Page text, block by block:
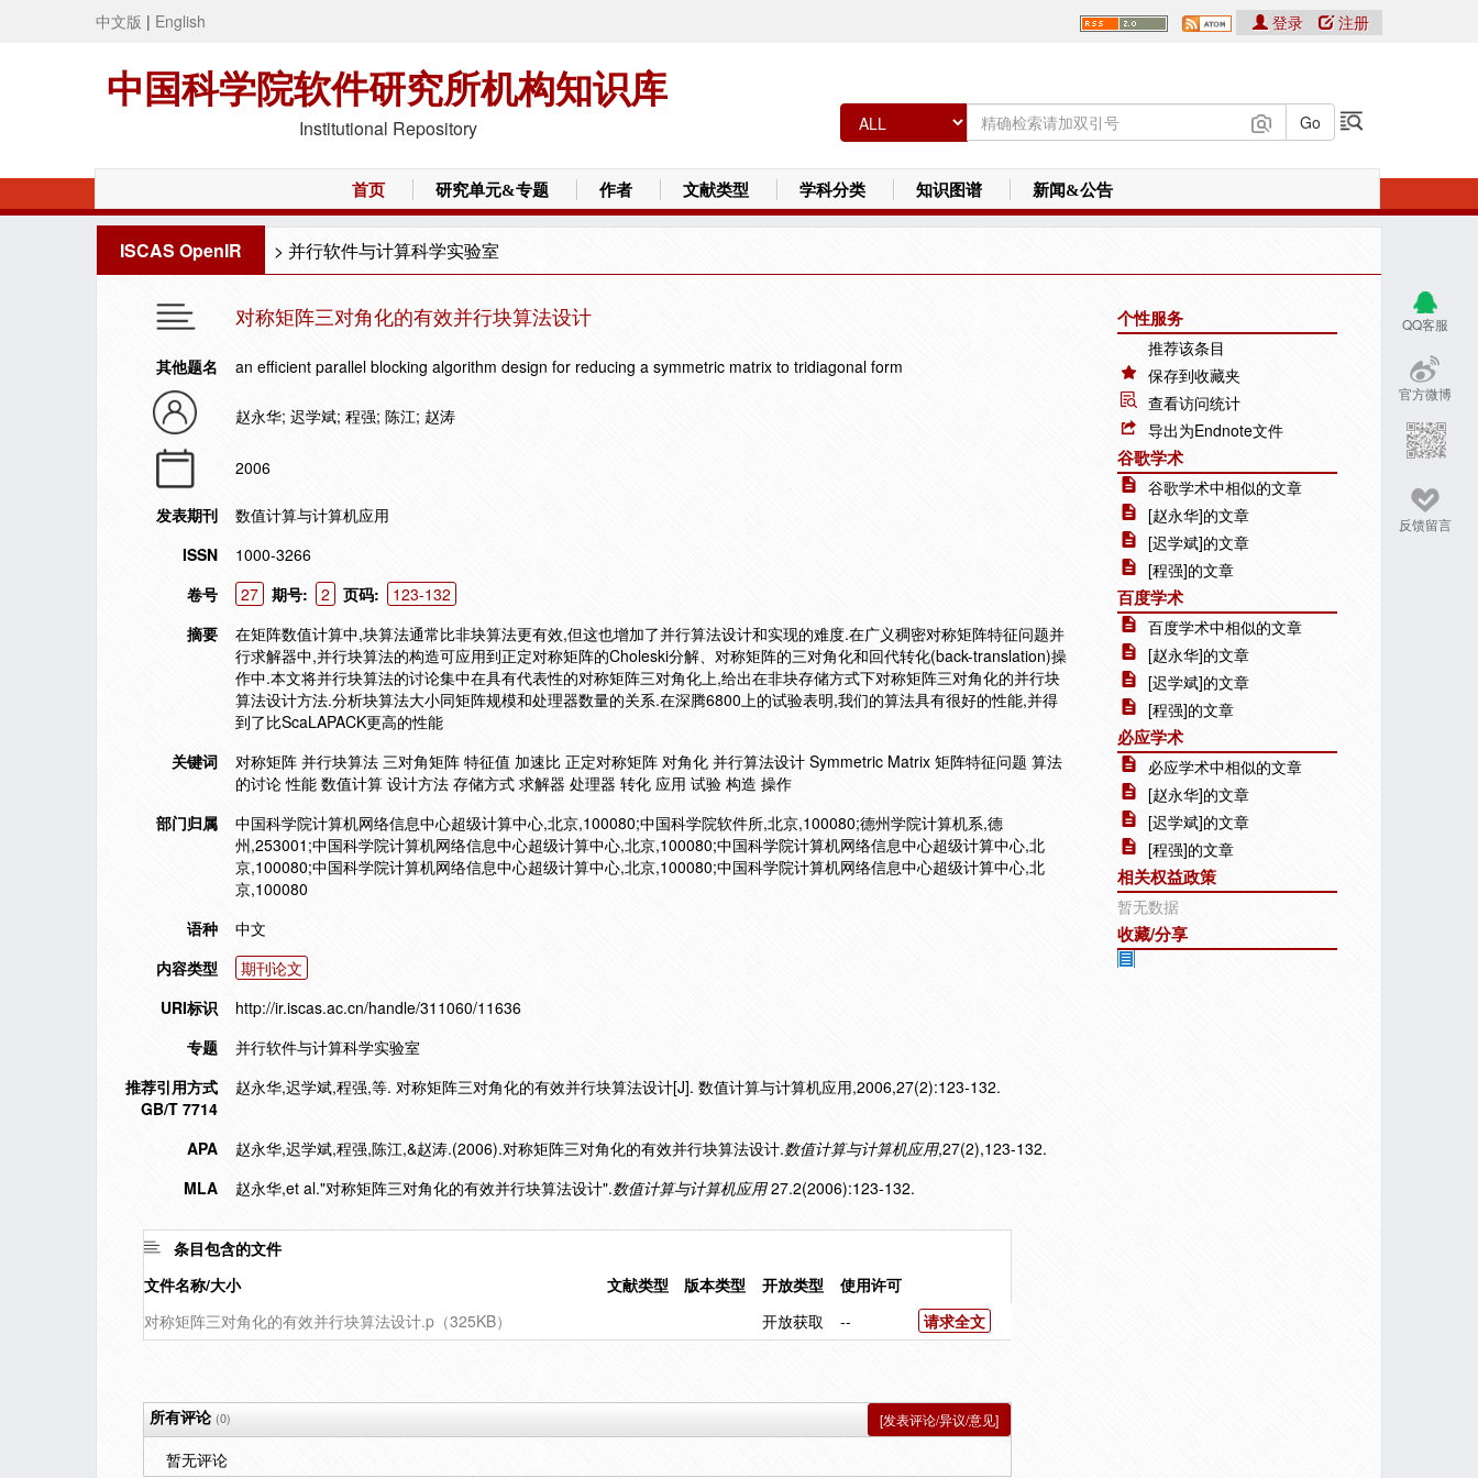
中文版 | English
中国科学院软件研究所机构知识库
Institutional Repository
登录 注册
首页 研究单元&专题 作者 文献类型 学科分类 知识图谱 新闻&公告
ISCAS OpenIR > 并行软件与计算科学实验室
QQ客服
官方微博
反馈留言
对称矩阵三对角化的有效并行块算法设计
其他题名 an efficient parallel blocking algorithm design for reducing a symmetric matrix to tridiagonal form
赵永华; 迟学斌; 程强; 陈江; 赵涛
2006
发表期刊
数值计算与计算机应用
ISSN
1000-3266
卷号
27 期号: 2 页码:
123-132
摘要
在矩阵数值计算中,块算法通常比非块算法更有效,但这也增加了并行算法设计和实现的难度.在广义稠密对称矩阵特征问题并
行求解器中,并行块算法的构造可应用到正定对称矩阵的Choleski分解、对称矩阵的三对角化和回代转化(back-translation)操
作中.本文将并行块算法的讨论集中在具有代表性的对称矩阵三对角化上,给出在非块存储方式下对称矩阵三对角化的并行块
算法设计方法.分析块算法大小同矩阵规模和处理器数量的关系.在深腾6800上的试验表明,我们的算法具有很好的性能,并得
到了比ScaLAPACK更高的性能
关键词
对称矩阵 并行块算法 三对角矩阵 特征值 加速比 正定对称矩阵 对角化 并行算法设计 Symmetric Matrix 矩阵特征问题 算法
的讨论 性能 数值计算 设计方法 存储方式 求解器 处理器 转化 应用 试验 构造 操作
部门归属
中国科学院计算机网络信息中心超级计算中心,北京,100080;中国科学院软件所,北京,100080;德州学院计算机系,德
州,253001;中国科学院计算机网络信息中心超级计算中心,北京,100080;中国科学院计算机网络信息中心超级计算中心,北
京,100080;中国科学院计算机网络信息中心超级计算中心,北京,100080;中国科学院计算机网络信息中心超级计算中心,北
京,100080
语种
中文
内容类型
期刊论文
URI标识
http://ir.iscas.ac.cn/handle/311060/11636
专题
并行软件与计算科学实验室
推荐引用方式
GB/T 7714
赵永华,迟学斌,程强,等. 对称矩阵三对角化的有效并行块算法设计[J]. 数值计算与计算机应用,2006,27(2):123-132.
APA 赵永华,迟学斌,程强,陈江,&赵涛.(2006).对称矩阵三对角化的有效并行块算法设计.数值计算与计算机应用,27(2),123-132.
MLA
赵永华,et al."对称矩阵三对角化的有效并行块算法设计".数值计算与计算机应用27.2(2006):123-132.
条目包含的文件
文件名称/大小
文献类型 版本类型 开放类型
使用许可
对称矩阵三对角化的有效并行块算法设计.p（325KB）
开放获取 -- 请求全文
个性服务
推荐该条目
保存到收藏夹
查看访问统计
导出为Endnote文件
谷歌学术
谷歌学术中相似的文章
[赵永华]的文章
[迟学斌]的文章
[程强]的文章
百度学术
百度学术中相似的文章
[赵永华]的文章
[迟学斌]的文章
[程强]的文章
必应学术
必应学术中相似的文章
[赵永华]的文章
[迟学斌]的文章
[程强]的文章
相关权益政策
暂无数据
收藏/分享
所有评论(0) [发表评论/异议/意见]
暂无评论